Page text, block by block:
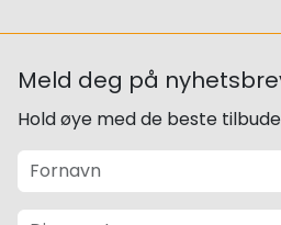
Meld deg på
Hold øye med de beste